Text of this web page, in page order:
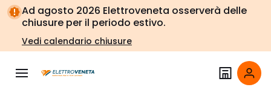
Vai alla
navigazione
Vai
alla
pagina
Ad agosto 2026 Elettroveneta osserverà delle
chiusure per il periodo estivo.
Vedi calendario chiusure